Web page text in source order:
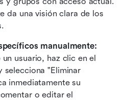
da una visión clara de los
manualmente:
usuario, haz clic en el
selecciona "Eliminar
inmediatamente su
o editar el